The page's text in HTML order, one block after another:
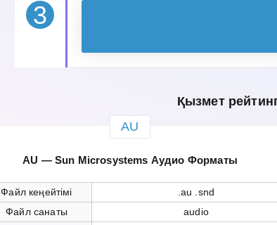
3
Қызмет
AU
AU — Sun Microsystems Аудио Форматы
Файл кеңейтімі
.au .snd
Файл санаты
audio